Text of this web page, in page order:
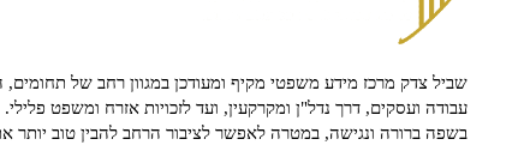
שביל צדק מרכז מידע משפטי מקיף ומעודכן במגוון רחב של תחומים,
עבודה ועסקים, דרך נדל"ן ומקרקעין, ועד לזכויות אזרח ומשפט
בשפה ברורה ונגישה, במטרה לאפשר לציבור הרחב להבין טוב יותר